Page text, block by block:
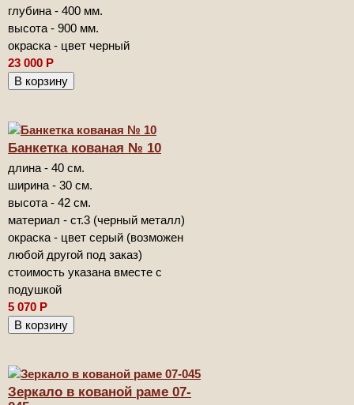
глубина - 400 мм.
высота - 900 мм.
окраска - цвет черный
23 000 Р
Банкетка кованая № 10
длина - 40 см.
ширина - 30 см.
высота - 42 см.
материал - ст.3 (черный металл)
окраска - цвет серый (возможен
любой другой под заказ)
стоимость указана вместе с
подушкой
5 070 Р
Зеркало в кованой раме 07-